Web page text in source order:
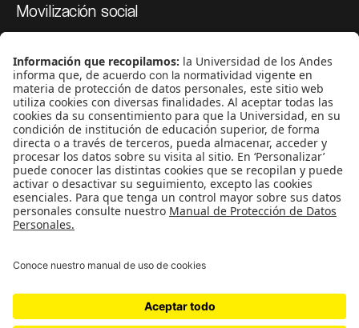
Movilización social
¿Quiénes somos?
Podcasts
Ediciones especiales
Proyectos 070
SÍGUENOS
¿Quieres escribir en 070?